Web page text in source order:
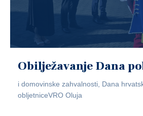
Obilježavanje Dana
i domovinske zahvalnosti, Dana
obljetniceVRO Oluja